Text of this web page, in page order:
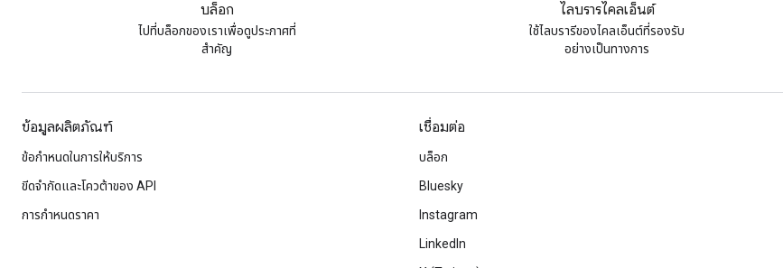
บล็อก
ไปที่บล็อกของเราเพื่อดูประกาศที่
สําคัญ
ไลบรารีไคลเอ็นต์
ใช้ไลบรารีของไคลเอ็นต์ที่รองรับ
อย่างเป็นทางการ
ข้อมูลผลิตภัณฑ์
ข้อกำหนดในการให้บริการ
ขีดจํากัดและโควต้าของ API
การกำหนดราคา
เชื่อมต่อ
บล็อก
Bluesky
Instagram
LinkedIn